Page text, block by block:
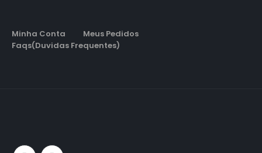
Minha Conta
Meus Pedidos
Faqs(Duvidas Frequentes)